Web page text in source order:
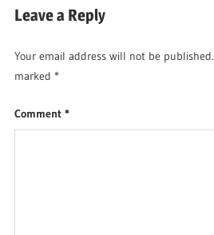
navigation
Leave a Reply
Your email address will not be published.
marked *
Comment *